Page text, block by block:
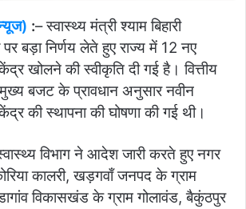
:– स्वास्थ्य मंत्री श्याम बिहारी
बड़ा निर्णय लेते हुए राज्य में 12 नए
खोलने की स्वीकृति दी गई है। वित्तीय
बजट के प्रावधान अनुसार नवीन
की स्थापना की घोषणा की गई थी।
विभाग ने आदेश जारी करते हुए नगर
कालरी, खड़गवाँ जनपद के ग्राम
विकासखंड के ग्राम गोलावंड, बैकुंठपुर